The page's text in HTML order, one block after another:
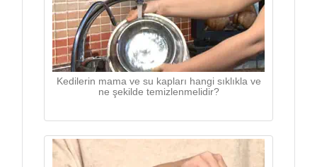
Kedilerin mama ve su kapları hangi sıklıkla ve
ne şekilde temizlenmelidir?